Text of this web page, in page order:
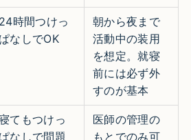
24時間つけっ
ぱなしでOK
朝から夜まで
活動中の装用
を想定。就寝
前には必ず外
すのが基本
てもつけっ
ぱなしで問題
医師の管理の
もとでのみ可